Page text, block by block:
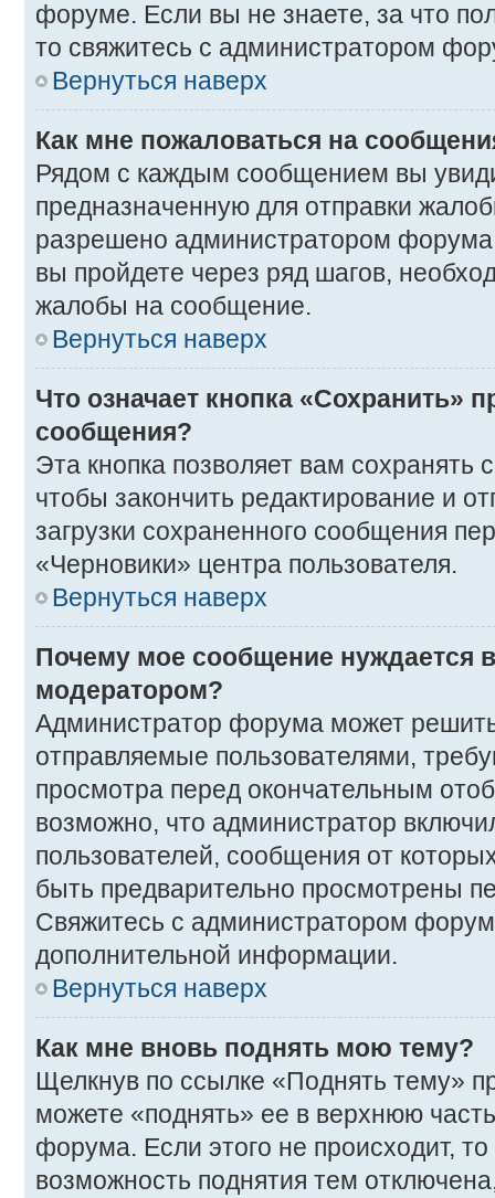
форуме. Если вы не знаете, за что
то свяжитесь с администратором
Вернуться наверх
Как мне пожаловаться на
Рядом с каждым сообщением вы
предназначенную для отправки
разрешено администратором
вы пройдете через ряд шагов,
жалобы на сообщение.
Вернуться наверх
Что означает кнопка «Сохранить»
сообщения?
Эта кнопка позволяет вам сохранять
чтобы закончить редактирование и
загрузки сохраненного сообщения
«Черновики» центра пользователя.
Вернуться наверх
Почему мое сообщение нуждается
модератором?
Администратор форума может
отправляемые пользователями,
просмотра перед окончательным
возможно, что администратор
пользователей, сообщения от
быть предварительно просмотрены
Свяжитесь с администратором
дополнительной информации.
Вернуться наверх
Как мне вновь поднять мою тему?
Щелкнув по ссылке «Поднять тему»
можете «поднять» ее в верхнюю
форума. Если этого не происходит, то
возможность поднятия тем